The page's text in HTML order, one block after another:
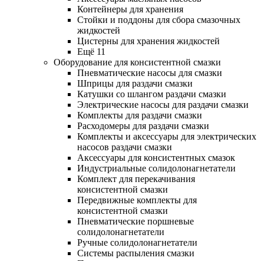
Контейнеры для хранения
Стойки и поддоны для сбора смазочных
жидкостей
Цистерны для хранения жидкостей
Ещё 11
Оборудование для консистентной смазки
Пневматические насосы для смазки
Шприцы для раздачи смазки
Катушки со шлангом раздачи смазки
Электрические насосы для раздачи смазки
Комплекты для раздачи смазки
Расходомеры для раздачи смазки
Комплекты и аксессуары для электрических
насосов раздачи смазки
Аксессуары для консистентных смазок
Индустриальные солидолонагнетатели
Комплект для перекачивания
консистентной смазки
Передвижные комплекты для
консистентной смазки
Пневматические поршневые
солидолонагнетатели
Ручные солидолонагнетатели
Системы распыления смазки